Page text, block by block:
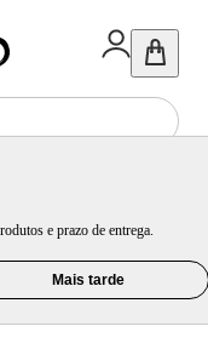
e prazo de entrega.
Mais tarde
Cook Chef Bivolt